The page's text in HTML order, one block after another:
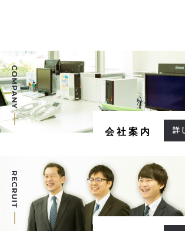
設計事例《集合住宅》を更新しました
2025/02/13 設計事例
設計事例《福祉施設》を更新しました
2025/02/04
設計事例《事務所》を更新しました。
会社案内 詳